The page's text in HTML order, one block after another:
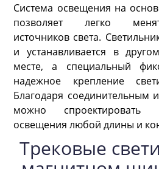
Система освещения на
позволяет легко
источников света.
и устанавливается в
месте, а специальный
надежное крепление
Благодаря соединительным
можно спроектировать
освещения любой длины и
Трековые